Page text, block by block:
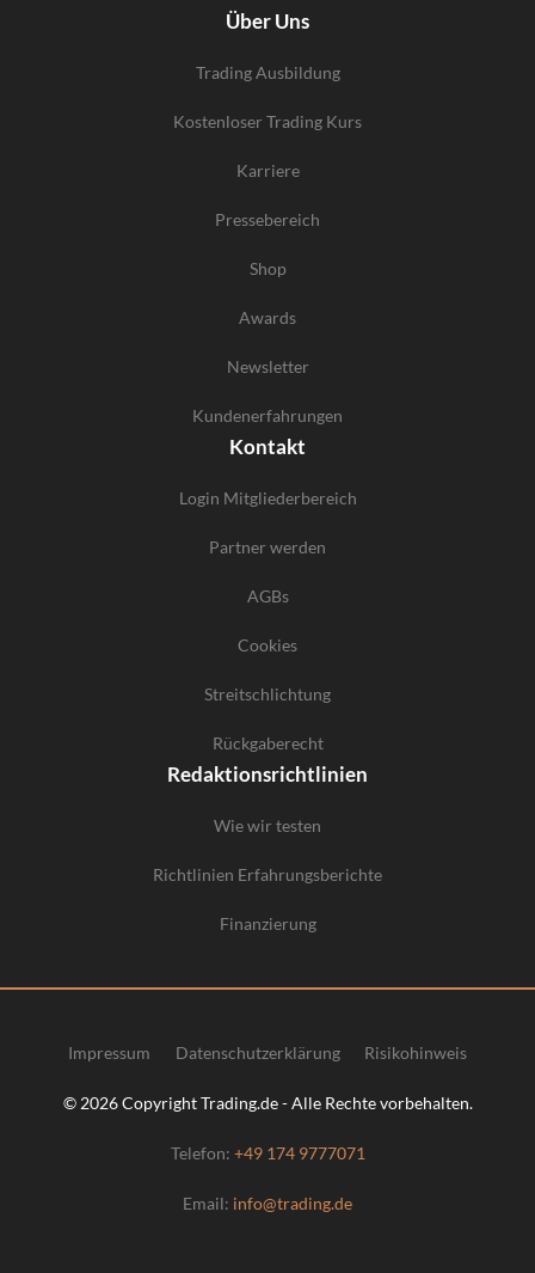
Über Uns
Trading Ausbildung
Kostenloser Trading Kurs
Karriere
Pressebereich
Shop
Awards
Newsletter
Kundenerfahrungen
Kontakt
Login Mitgliederbereich
Partner werden
AGBs
Cookies
Streitschlichtung
Rückgaberecht
Redaktionsrichtlinien
Wie wir testen
Richtlinien Erfahrungsberichte
Finanzierung
© 2026 Copyright Trading.de - Alle Rechte vorbehalten.
Telefon: +49 174 9777071
Email: info@trading.de
Impressum Datenschutzerklärung Risikohinweis